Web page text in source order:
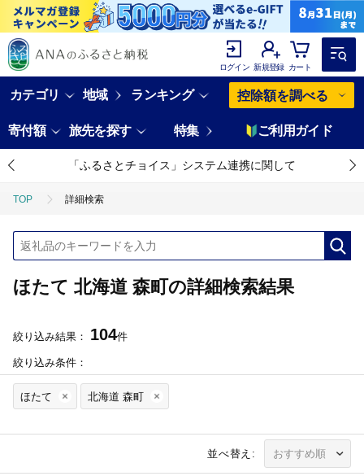
ログイン 新規登録 カート
カテゴリ 地域 ランキング 控除額を調べる
寄付額 旅先を探す 特集 ご利用ガイド
「ふるさとチョイス」システム連携に関して
TOP 詳細検索
ほたて 北海道 森町の詳細検索結果
絞り込み結果： 104件
絞り込み条件：
ほたて 北海道 森町
並べ替え: